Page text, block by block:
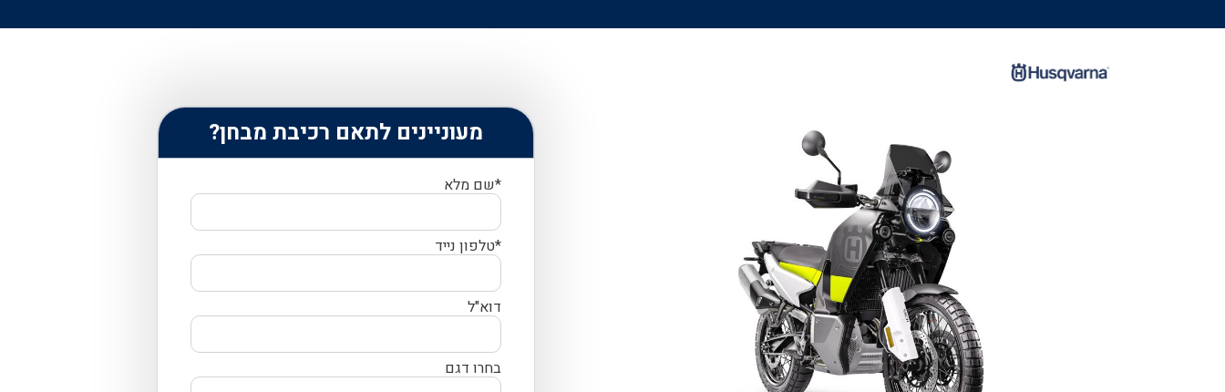
מעוניינים לתאם רכיבת מבחן?
*שם מלא
*טלפון נייד
דוא"ל
בחרו דגם